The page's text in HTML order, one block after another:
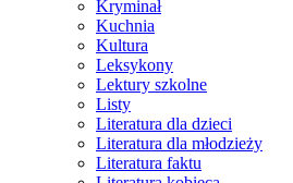
Kryminał
Kuchnia
Kultura
Leksykony
Lektury szkolne
Listy
Literatura dla dzieci
Literatura dla młodzieży
Literatura faktu